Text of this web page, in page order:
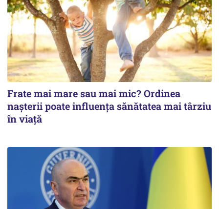
Frate mai mare sau mai mic? Ordinea
nașterii poate influența sănătatea mai târziu
în viață